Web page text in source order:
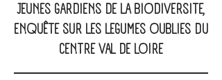
JEUNES GARDIENS DE LA BIODIVERSITE,
ENQUÊTE SUR LES LEGUMES OUBLIES DU
CENTRE VAL DE LOIRE